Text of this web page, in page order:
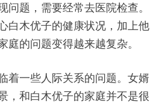
问题，需要经常去医院检查。
白木优子的健康状况，加上他
庭的问题变得越来越复杂。
着一些人际关系的问题。女婿
，和白木优子的家庭并不是很